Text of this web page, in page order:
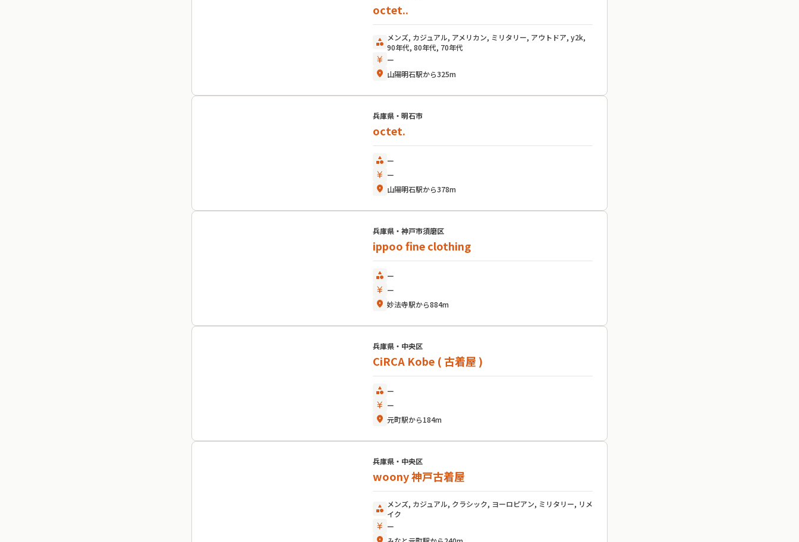
octet..
category メンズ, カジュアル, アメリカン, ミリタリー, アウトドア, y2k,
90年代, 80年代, 70年代
currency_yen ー
location_on 山陽明石駅から325m
兵庫県・明石市
octet.
category ー
currency_yen ー
location_on 山陽明石駅から378m
兵庫県・神戸市須磨区
ippoo fine clothing
category ー
currency_yen ー
location_on 妙法寺駅から884m
兵庫県・中央区
CiRCA Kobe ( 古着屋 )
category ー
currency_yen ー
location_on 元町駅から184m
兵庫県・中央区
woony 神戸古着屋
category メンズ, カジュアル, クラシック, ヨーロピアン, ミリタリー, リメ
イク
currency_yen ー